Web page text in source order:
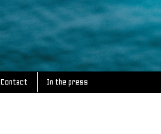
Contact In the press